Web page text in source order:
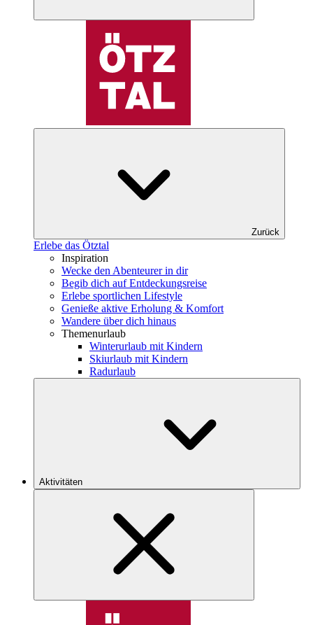
Zurück
Erlebe das Ötztal
Inspiration
Wecke den Abenteurer in dir
Begib dich auf Entdeckungsreise
Erlebe sportlichen Lifestyle
Genieße aktive Erholung & Komfort
Wandere über dich hinaus
Themenurlaub
Winterurlaub mit Kindern
Skiurlaub mit Kindern
Radurlaub
Aktivitäten